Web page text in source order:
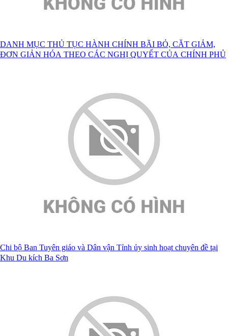
DANH MỤC THỦ TỤC HÀNH CHÍNH BÃI BỎ, CẮT GIẢM,
ĐƠN GIẢN HÓA THEO CÁC NGHỊ QUYẾT CỦA CHÍNH PHỦ
Chi bộ Ban Tuyên giáo và Dân vận Tỉnh ủy sinh hoạt chuyên đề tại
Khu Du kích Ba Sơn